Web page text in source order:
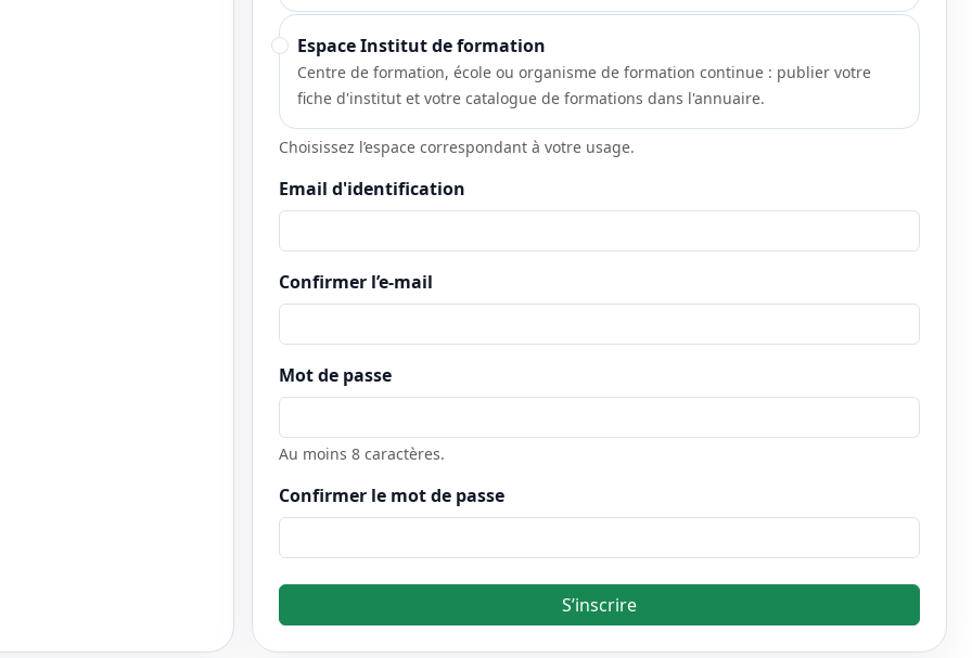
Espace Institut de formation
Centre de formation, école ou organisme de formation continue : publier votre
fiche d'institut et votre catalogue de formations dans l'annuaire.
Choisissez l’espace correspondant à votre usage.
Email d'identification
Confirmer l’e-mail
Mot de passe
Au moins 8 caractères.
Confirmer le mot de passe
S’inscrire